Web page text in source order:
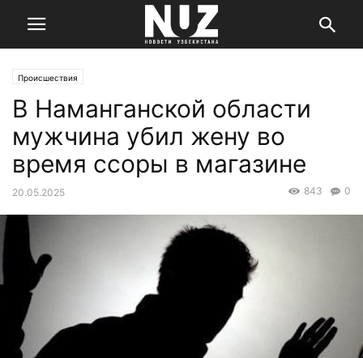
Происшествия
В Наманганской области
мужчина убил жену во
время ссоры в магазине
20.05.2025 0
843